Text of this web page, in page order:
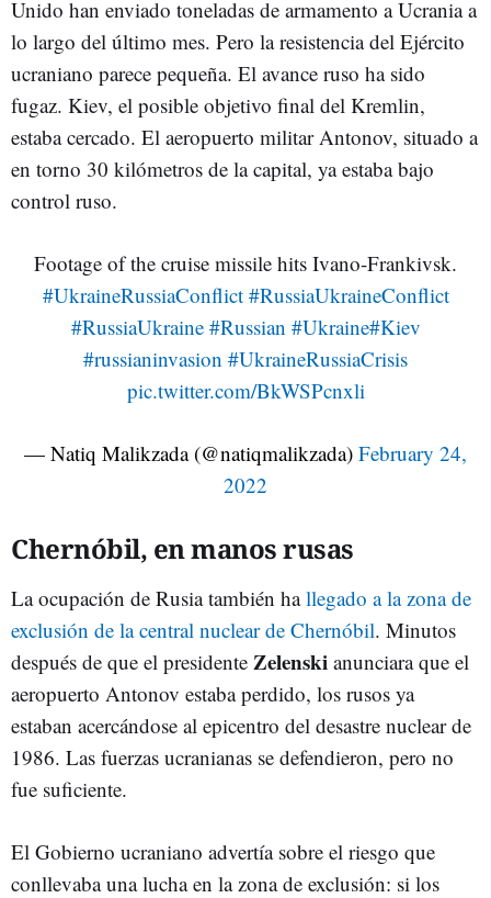
Unido han enviado toneladas de armamento a Ucrania a
lo largo del último mes. Pero la resistencia del Ejército
ucraniano parece pequeña. El avance ruso ha sido
fugaz. Kiev, el posible objetivo final del Kremlin,
estaba cercado. El aeropuerto militar Antonov, situado a
en torno 30 kilómetros de la capital, ya estaba bajo
control ruso.
Footage of the cruise missile hits Ivano-Frankivsk.
#UkraineRussiaConflict #RussiaUkraineConflict
#RussiaUkraine #Russian #Ukraine#Kiev
#russianinvasion #UkraineRussiaCrisis
pic.twitter.com/BkWSPcnxli
— Natiq Malikzada (@natiqmalikzada) February 24,
2022
Chernóbil, en manos rusas
La ocupación de Rusia también hallegado a la zona de
exclusión de la central nuclear de Chernóbil. Minutos
después de que el presidente Zelenski anunciara que el
aeropuerto Antonov estaba perdido, los rusos ya
estaban acercándose al epicentro del desastre nuclear de
1986. Las fuerzas ucranianas se defendieron, pero no
fue suficiente.
El Gobierno ucraniano advertía sobre el riesgo que
conllevaba una lucha en la zona de exclusión: si los